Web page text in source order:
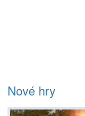
Nové hry